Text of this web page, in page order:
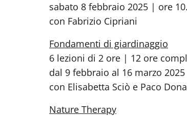
sabato 8 febbraio 2025 | ore
con Fabrizio Cipriani
Fondamenti di giardinaggio
6 lezioni di 2 ore | 12 ore
dal 9 febbraio al 16 marzo
con Elisabetta Sciò e Paco
Nature Therapy